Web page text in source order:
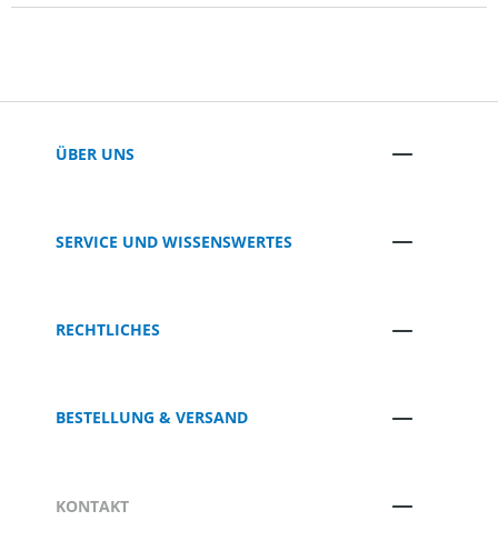
ÜBER UNS
SERVICE UND WISSENSWERTES
RECHTLICHES
BESTELLUNG & VERSAND
KONTAKT